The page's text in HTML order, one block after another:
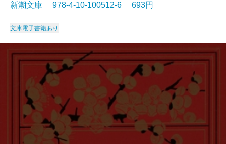
新潮文庫 978-4-10-100512-6 693円
文庫電子書籍あり